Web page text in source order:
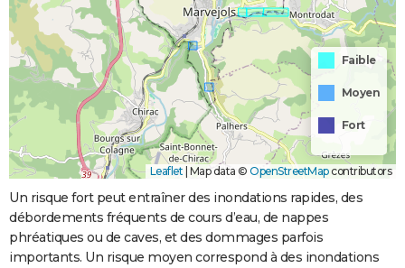
Faible
Moyen
Fort
Leaflet Map data © OpenStreetMapcontributors
Un risque fort peut entraîner des inondations rapides, des
débordements fréquents de cours d’eau, de nappes
phréatiques ou de caves, et des dommages parfois
importants. Un risque moyen correspond à des inondations